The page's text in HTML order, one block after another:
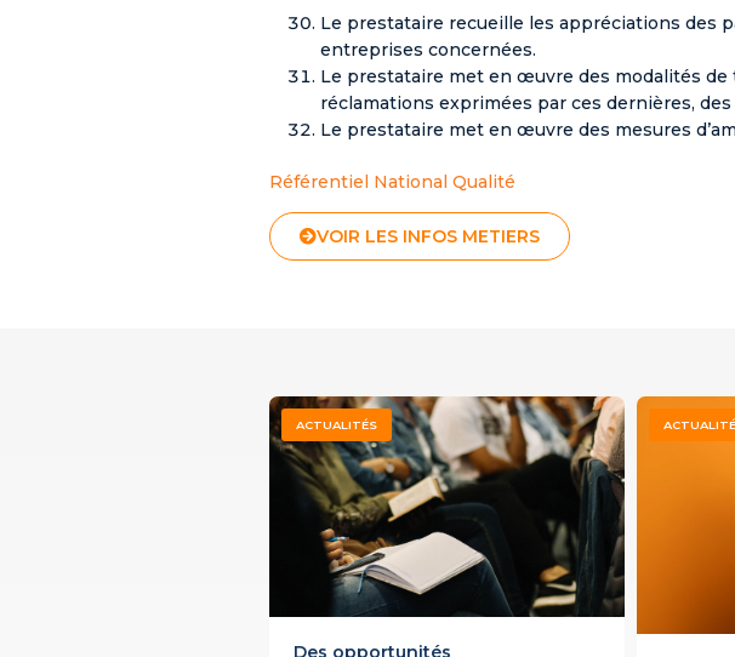
Le prestataire recueille les appréciations des
entreprises concernées.
Le prestataire met en œuvre des modalités
réclamations exprimées par ces dernières,
Le prestataire met en œuvre des mesures
Référentiel National Qualité
VOIR LES INFOS METIERS
ACTUALITÉS
Des opportunités